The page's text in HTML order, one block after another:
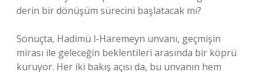
derin bir dönüşüm sürecini başlatacak mı?
Sonuçta, Hadimü l-Haremeyn unvanı, geçmişin
mirası ile geleceğin beklentileri arasında bir köprü
kuruyor. Her iki bakış açısı da, bu unvanın hem